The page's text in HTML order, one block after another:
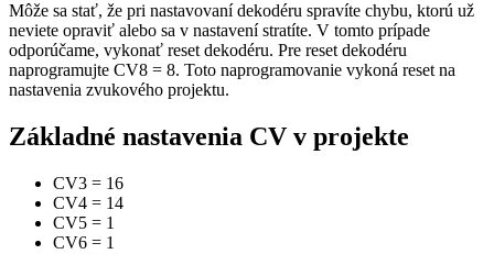
Môže sa stať, že pri nastavovaní dekodéru spravíte chybu, ktorú už
neviete opraviť alebo sa v nastavení stratíte. V tomto prípade
odporúčame, vykonať reset dekodéru. Pre reset dekodéru
naprogramujte CV8 = 8. Toto naprogramovanie vykoná reset na
nastavenia zvukového projektu.
Základné nastavenia CV v projekte
CV3 = 16
CV4 = 14
CV5 = 1
CV6 = 1